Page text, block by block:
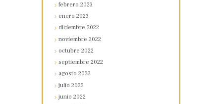
febrero2023
enero2023
diciembre2022
noviembre2022
octubre2022
septiembre2022
agosto2022
julio2022
junio2022